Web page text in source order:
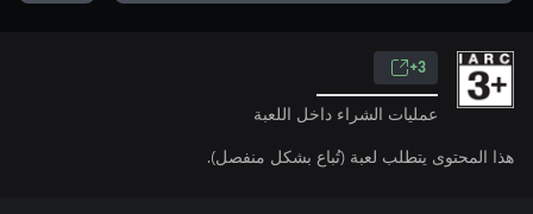
3+
عمليات الشراء داخل اللعبة
هذا المحتوى يتطلب لعبة (تُباع بشكل منفصل).